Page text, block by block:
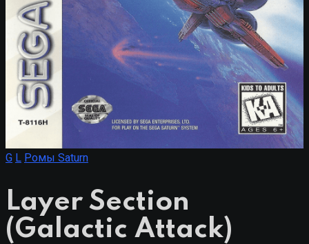
G L Ромы Saturn
Layer Section
(Galactic Attack)